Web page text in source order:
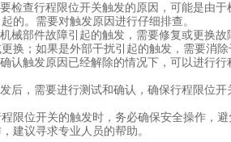
检查行程限位开关触发的原因，可能是由
的。需要对触发原因进行仔细排查。
械部件故障引起的触发，需要修复或更换
换；如果是外部干扰引起的触发，需要消除
认触发原因已经解除的情况下，可以进行
后，需要进行测试和确认，确保行程限位
限位开关的触发时，务必确保安全操作，
建议寻求专业人员的帮助。